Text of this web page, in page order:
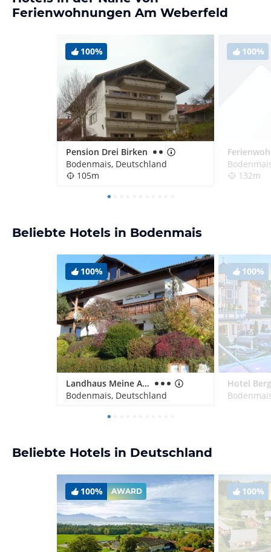
Ferienwohnungen Am Weberfeld
100%
Pension Drei Birken
Bodenmais, Deutschland
105m
100%
132m
Beliebte Hotels in Bodenmais
100%
Landhaus Meine Auszeit
Bodenmais, Deutschland
100%
Beliebte Hotels in Deutschland
100% AWARD 100%